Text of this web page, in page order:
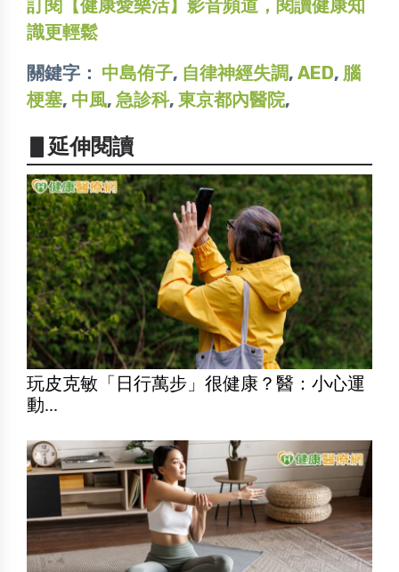
訂閱【健康愛樂活】影音頻道，閱讀健康知
識更輕鬆
關鍵字： 中島侑子, 自律神經失調, AED, 腦
梗塞, 中風, 急診科, 東京都內醫院,
▋延伸閱讀
玩皮克敏「日行萬步」很健康？醫：小心運
動...